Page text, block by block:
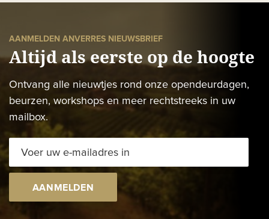
AANMELDEN ANVERRES NIEUWSBRIEF
Altijd als eerste op de hoogte
Ontvang alle nieuwtjes rond onze opendeurdagen,
beurzen, workshops en meer rechtstreeks in uw
mailbox.
AANMELDEN